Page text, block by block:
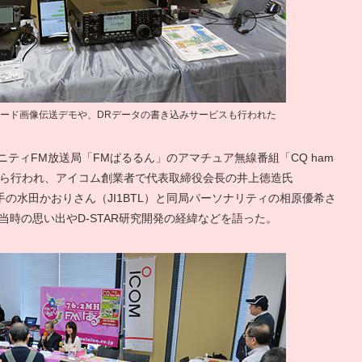
ド画像伝送デモや、DRデータの書き込みサービスも行われた
ティFM放送局「FMぱるるん」のアマチュア無線番組「CQ ham
行われ、アイコム創業者で代表取締役会長の井上徳造氏
水田かおりさん（JI1BTL）と同局パーソナリティの相原優希さ
時の思い出やD-STAR研究開発の経緯などを語った。